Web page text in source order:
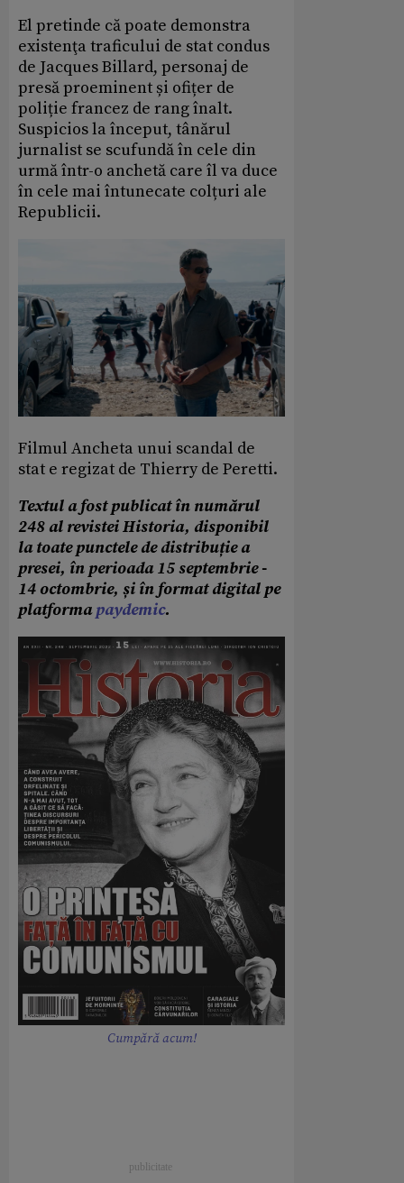
El pretinde că poate demonstra
existenţa traficului de stat condus
de Jacques Billard, personaj de
presă proeminent și ofițer de
poliție francez de rang înalt.
Suspicios la început, tânărul
jurnalist se scufundă în cele din
urmă într-o anchetă care îl va duce
în cele mai întunecate colțuri ale
Republicii.
Filmul Ancheta unui scandal de
stat e regizat de Thierry de Peretti.
Textul a fost publicat în numărul
248 al revistei Historia, disponibil
la toate punctele de distribuție a
presei, în perioada 15 septembrie -
14 octombrie, și în format digital pe
platformapaydemic.
Cumpără acum!